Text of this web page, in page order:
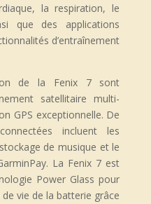
la respiration, le
que des applications
d’entraînement
de la Fenix 7 sont
satellitaire multi-
GPS exceptionnelle. De
incluent les
de musique et le
La Fenix 7 est
Power Glass pour
vie de la batterie grâce